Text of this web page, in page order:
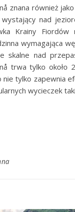
znana również
wystający nad
Krainy Fiordów
wymagająca
skalne nad
trwa tylko około
nie tylko zapewnia
wycieczek